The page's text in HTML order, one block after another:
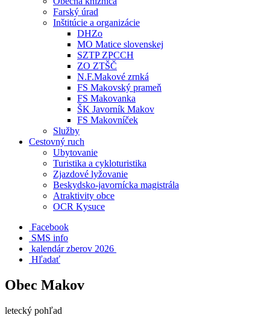
Farský úrad
Inštitúcie a organizácie
DHZo
MO Matice slovenskej
SZTP ZPCCH
ZO ZTŠČ
N.F.Makové zrnká
FS Makovský prameň
FS Makovanka
ŠK Javorník Makov
FS Makovníček
Služby
Cestovný ruch
Ubytovanie
Turistika a cykloturistika
Zjazdové lyžovanie
Beskydsko-javornícka magistrála
Atraktivity obce
OCR Kysuce
Facebook
SMS info
​ kalendár zberov 2026
Hľadať
Obec Makov
letecký pohľad